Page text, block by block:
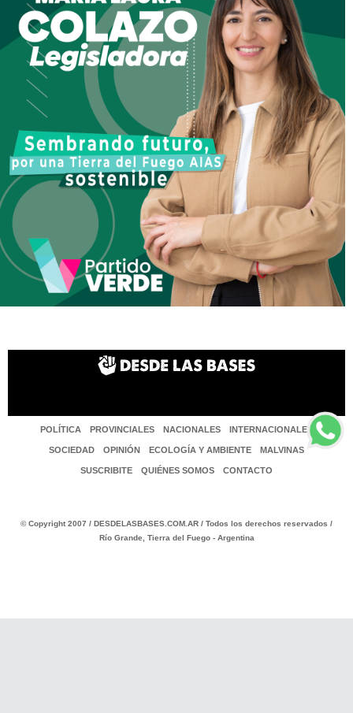
POLÍTICA PROVINCIALES NACIONALES INTERNACIONALES
SOCIEDAD OPINIÓN ECOLOGÍA Y AMBIENTE MALVINAS
SUSCRIBITE QUIÉNES SOMOS CONTACTO
© Copyright 2007 / DESDELASBASES.COM.AR / Todos los derechos reservados /
Río Grande, Tierra del Fuego - Argentina